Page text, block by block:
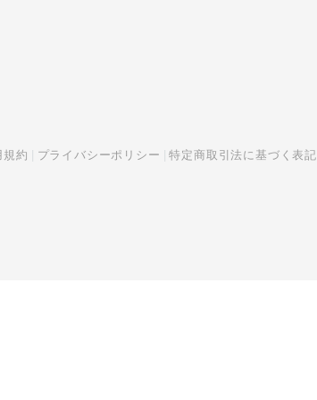
規約 プライバシーポリシー 特定商取引法に基づく表記